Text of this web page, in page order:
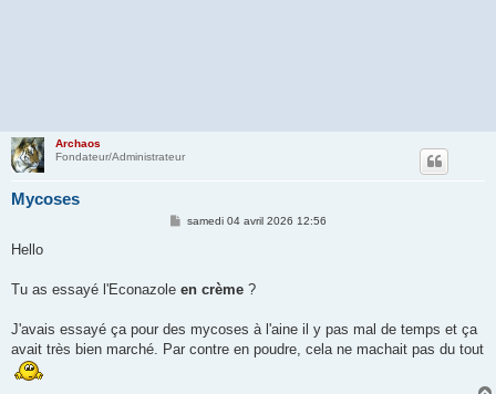
Archaos
Fondateur/Administrateur
Mycoses
M
g
samedi 04 avril 2026 12:56
Hello
Tu as essayé l'Econazole en crème ?
J'avais essayé ça pour des mycoses à l'aine il y pas mal de temps et ça
avait très bien marché. Par contre en poudre, cela ne machait pas du tout